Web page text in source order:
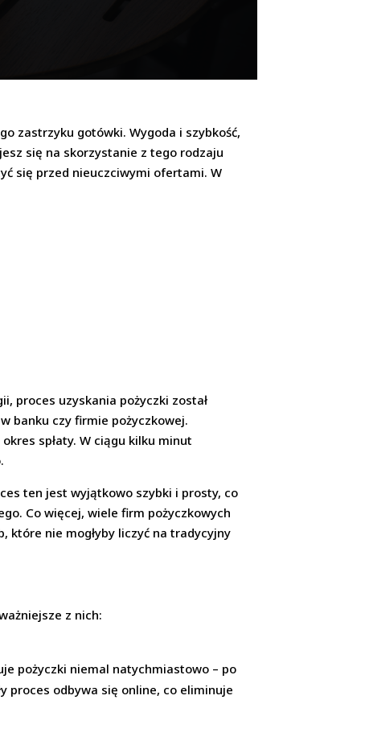
zastrzyku gotówki. Wygoda i szybkość,
się na skorzystanie z tego rodzaju
się przed nieuczciwymi ofertami. W
proces uzyskania pożyczki został
banku czy firmie pożyczkowej.
spłaty. W ciągu kilku minut
ten jest wyjątkowo szybki i prosty, co
Co więcej, wiele firm pożyczkowych
które nie mogłyby liczyć na tradycyjny
z nich:
pożyczki niemal natychmiastowo – po
proces odbywa się online, co eliminuje